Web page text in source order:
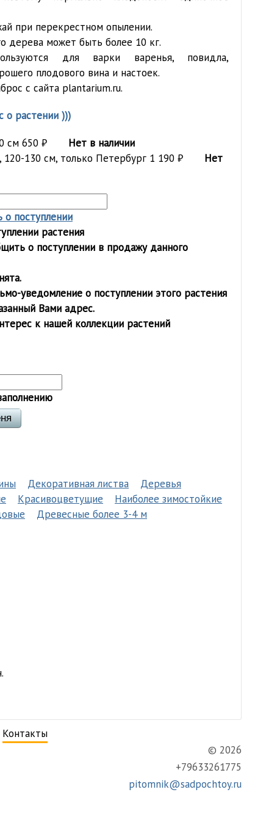
при перекрестном опылении.
дерева может быть более 10 кг.
для варки варенья, повидла,
плодового вина и настоек.
с сайта plantarium.ru.
о растении )))
см 650 ₽
Нет в наличии
120-130 см, только Петербург 1 190 ₽
Нет
поступлении
растения
о поступлении в продажу данного
уведомление о поступлении этого растения
Вами адрес.
к нашей коллекции растений
Декоративная листва
Деревья
Красивоцветущие
Наиболее зимостойкие
Древесные более 3-4 м
Контакты
© 2026
+79633261775
pitomnik@sadpochtoy.ru